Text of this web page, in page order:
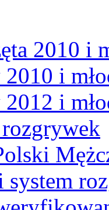
2010 i
2010 i
2012 i
system